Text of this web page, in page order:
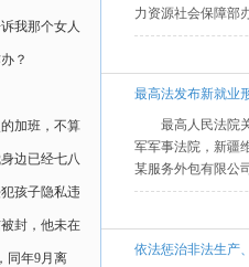
力资源社会保障部
最高法发布新就业
最高人民法院
军军事法院，新疆
某服务外包有限公
依法惩治非法生产
我那个女人
？
加班，不算
边已经七八
孩子隐私违
封，他未在
同年9月离